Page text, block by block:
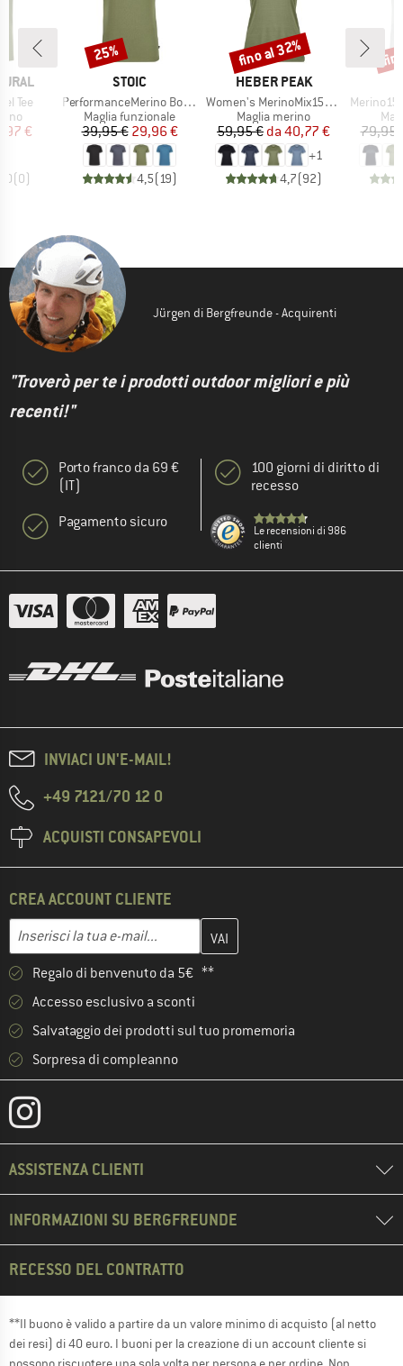
Tee
ridotto
€
(0)
MARCHIO
STOIC
Articolo
PerformanceMerino BorgholmSt. T-Shirt
Gruppo di prodotti
Maglia funzionale
Prezzo
39,95 €Prezzo ridotto
29,96 €
4,5(19)
Sconto
25%
MARCHIO
HEBER PEAK
Articolo
Women's MerinoMix150 PineconeHe. II T-Shirt
Gruppo di prodotti
Maglia merino
Prezzo
59,95 € Prezzo ridotto
da 40,77 €
+1
4,7(92)
Sconto
fino al 32%
Articolo
Merino155
79,95
Jürgen di Bergfreunde - Acquirenti
"Troverò per te i prodotti outdoor migliori e più
recenti!"
Porto franco da 69 €
(IT)
Pagamento sicuro
100 giorni di diritto di
recesso
Le recensioni di 986
clienti
INVIACI UN'E-MAIL!
+49 7121/70 12 0
ACQUISTI CONSAPEVOLI
CREA ACCOUNT CLIENTE
Indirizzo e-mail
Inserisci qui il tuo indirizzo e-mail e crea il tuo account cliente
Regalo di benvenuto da 5€ **
Accesso esclusivo a sconti
Salvataggio dei prodotti sul tuo promemoria
Sorpresa di compleanno
ASSISTENZA CLIENTI
INFORMAZIONI SU BERGFREUNDE
RECESSO DEL CONTRATTO
**Il buono è valido a partire da un valore minimo di acquisto (al netto
dei resi) di 40 euro. I buoni per la creazione di un account cliente si